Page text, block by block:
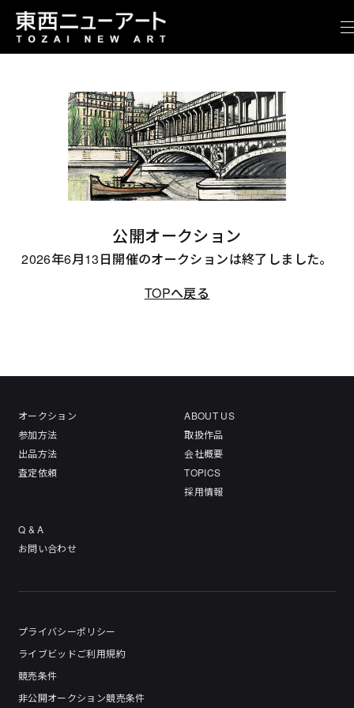
公開オークション
2026年6月13日開催のオークションは終了しました。
TOPへ戻る
オークション
参加方法
出品方法
査定依頼
ABOUT US
取扱作品
会社概要
TOPICS
採用情報
Q & A
お問い合わせ
プライバシーポリシー
ライブビッドご利用規約
競売条件
非公開オークション競売条件